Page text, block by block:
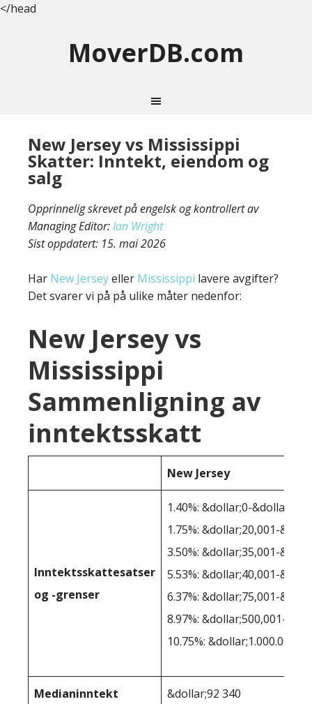
</head
MoverDB.com
New Jersey vs Mississippi
Skatter: Inntekt, eiendom og
salg
Opprinnelig skrevet på engelsk og kontrollert av
Managing Editor:Ian Wright
Sist oppdatert: 15. mai 2026
Har New Jerseyeller Mississippi lavere avgifter?
Det svarer vi på på ulike måter nedenfor:
New Jersey vs
Mississippi
Sammenligning av
inntektsskatt
New Jersey
Inntektsskattesatser
og -grenser
1.40%: &dollar;0-
1.75%: &dollar;20,001-
3.50%: &dollar;35,001-
5.53%: &dollar;40,001-
6.37%: &dollar;75,001-
8.97%: &dollar;500,001-
10.75%: &dollar;1.000.001+
Medianinntekt &dollar;92 340